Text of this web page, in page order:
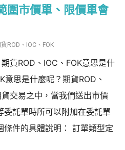
圍市價單、限價單會
ROD、IOC、FOK
貨ROD、IOC、FOK意思是什
意思是什麼呢？期貨ROD、
交易之中，當我們送出市價
委託單時所可以附加在委託單
條件的具體說明： 訂單類型定